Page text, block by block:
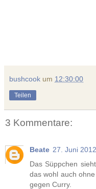
bushcook um 12:30:00
Teilen
3 Kommentare:
Beate 27. Juni
Das Süppchen
das wohl auch
gegen Curry.